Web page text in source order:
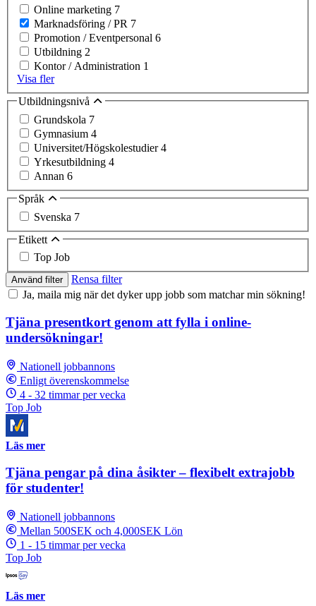
Online marketing 7
Marknadsföring / PR 7
Promotion / Eventpersonal 6
Utbildning 2
Kontor / Administration 1
Visa fler
Utbildningsnivå
Grundskola 7
Gymnasium 4
Universitet/Högskolestudier4
Yrkesutbildning 4
Annan 6
Språk
Svenska 7
Etikett
Top Job
Använd filter
Rensa filter
Ja, maila mig när det dyker upp jobb som matchar min sökning!
Tjäna presentkort genom att fylla i online-
undersökningar!
Nationell jobbannons
Enligt överenskommelse
4 - 32 timmar per vecka
Top Job
Läs mer
Tjäna pengar på dina åsikter – flexibelt extrajobb
för studenter!
Nationell jobbannons
Mellan 500SEK och 4,000SEK Lön
1 - 15 timmar per vecka
Top Job
Läs mer